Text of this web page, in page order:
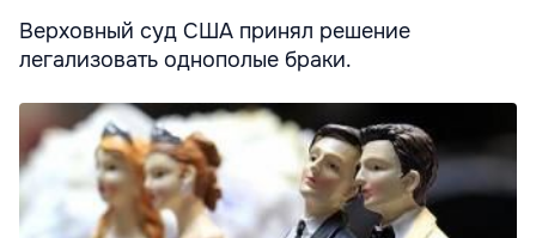
Верховный суд США принял решение
легализовать однополые браки.